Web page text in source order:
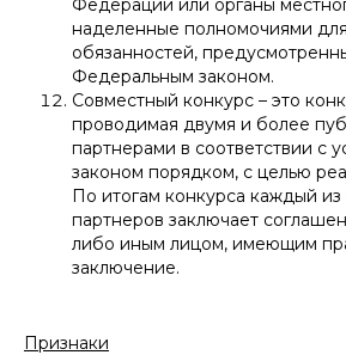
Федерации или органы
наделенные полномочиями
обязанностей,
Федеральным законом.
Совместный конкурс – это
проводимая двумя и более
партнерами в соответствии с
законом порядком, с целью
По итогам конкурса каждый
партнеров заключает
либо иным лицом, имеющим
заключение.
Признаки